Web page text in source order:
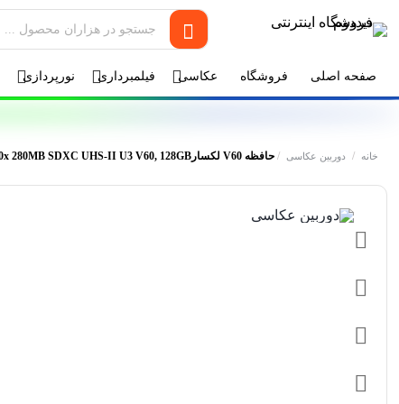
صفحه اصلی فروشگاه عکاسی فیلمبرداری نورپردازی
خانه / دوربین عکاسی /حافظه V60 لکسارLexar Professional 1800x 280MB SDXC UHS-II U3 V60, 128GB